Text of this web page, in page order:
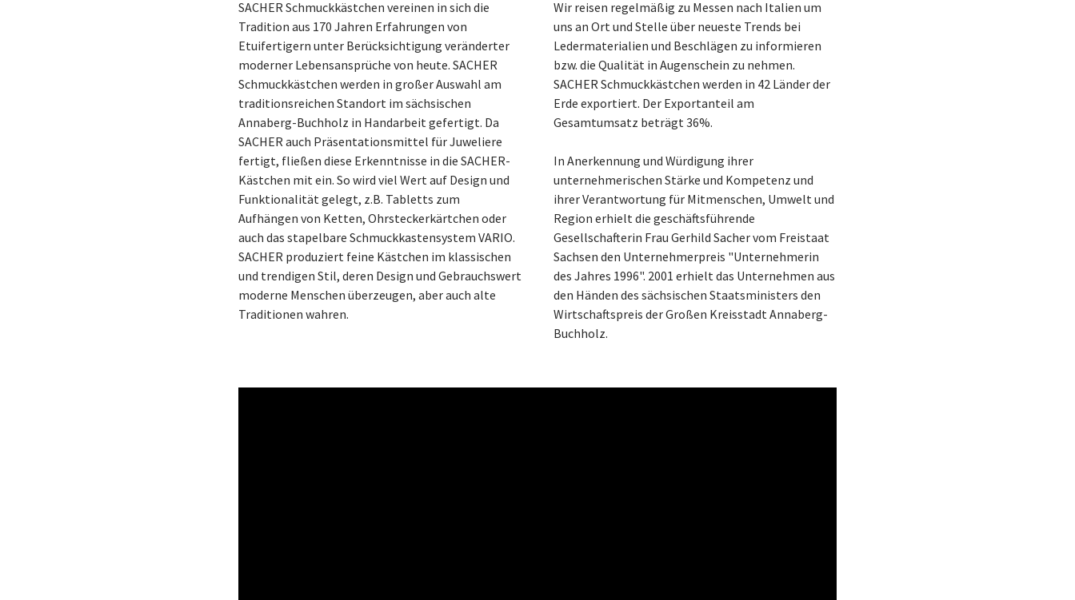
SACHER Schmuckkästchen vereinen in sich die
Tradition aus 170 Jahren Erfahrungen von
Etuifertigern unter Berücksichtigung veränderter
moderner Lebensansprüche von heute. SACHER
Schmuckkästchen werden in großer Auswahl am
traditionsreichen Standort im sächsischen
Annaberg-Buchholz in Handarbeit gefertigt. Da
SACHER auch Präsentationsmittel für Juweliere
fertigt, fließen diese Erkenntnisse in die SACHER-
Kästchen mit ein. So wird viel Wert auf Design und
Funktionalität gelegt, z.B. Tabletts zum
Aufhängen von Ketten, Ohrsteckerkärtchen oder
auch das stapelbare Schmuckkastensystem VARIO.
SACHER produziert feine Kästchen im klassischen
und trendigen Stil, deren Design und Gebrauchswert
moderne Menschen überzeugen, aber auch alte
Traditionen wahren.
Wir reisen regelmäßig zu Messen nach Italien um
uns an Ort und Stelle über neueste Trends bei
Ledermaterialien und Beschlägen zu informieren
bzw. die Qualität in Augenschein zu nehmen.
SACHER Schmuckkästchen werden in 42 Länder der
Erde exportiert. Der Exportanteil am
Gesamtumsatz beträgt 36%.
In Anerkennung und Würdigung ihrer
unternehmerischen Stärke und Kompetenz und
ihrer Verantwortung für Mitmenschen, Umwelt und
Region erhielt die geschäftsführende
Gesellschafterin Frau Gerhild Sacher vom Freistaat
Sachsen den Unternehmerpreis "Unternehmerin
des Jahres 1996". 2001 erhielt das Unternehmen aus
den Händen des sächsischen Staatsministers den
Wirtschaftspreis der Großen Kreisstadt Annaberg-
Buchholz.